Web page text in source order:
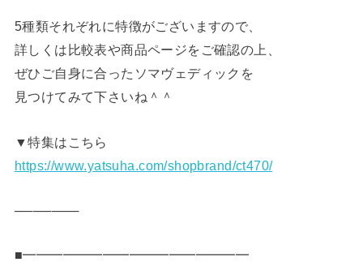
5種類それぞれに特徴がございますので、
詳しくは比較表や商品ページをご確認の上、
ぜひご自身に合ったソマヴェディックを
見つけてみて下さいね＾＾
▼特集はこちら
https://www.yatsuha.com/shopbrand/ct470/
───────
■━━━━━━━━━━━━━━━━━